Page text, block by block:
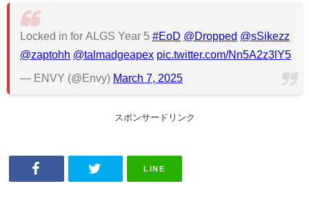
Locked in for ALGS Year 5 #EoD @Dropped @sSikezz
@zaptohh @talmadgeapex pic.twitter.com/Nn5A2z3lY5
— ENVY (@Envy) March 7, 2025
スポンサードリンク
LINE